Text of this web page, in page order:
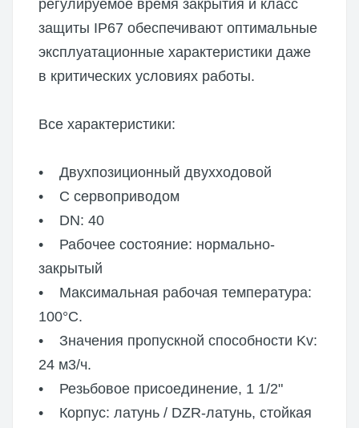
регулируемое время закрытия и класс
защиты IP67 обеспечивают оптимальные
эксплуатационные характеристики даже
в критических условиях работы.
Все характеристики:
• Двухпозиционный двухходовой
• С сервоприводом
• DN: 40
• Рабочее состояние: нормально-
закрытый
• Максимальная рабочая температура:
100°C.
• Значения пропускной способности Kv:
24 м3/ч.
• Резьбовое присоединение, 1 1/2"
• Корпус: латунь / DZR-латунь, стойкая